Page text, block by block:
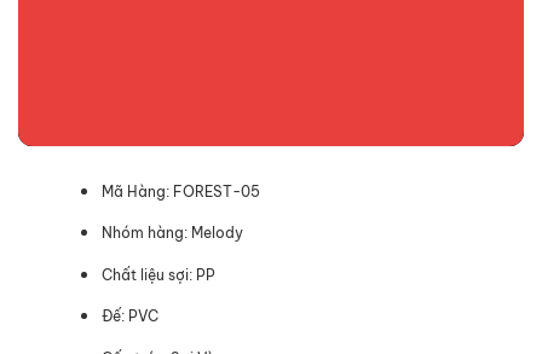
Mã Hàng: FOREST-05
Nhóm hàng: Melody
Chất liệu sợi: PP
Đế: PVC